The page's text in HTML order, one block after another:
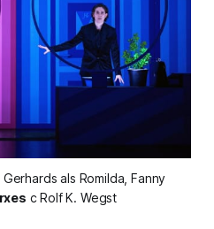
als Romilda, Fanny
c Rolf K. Wegst